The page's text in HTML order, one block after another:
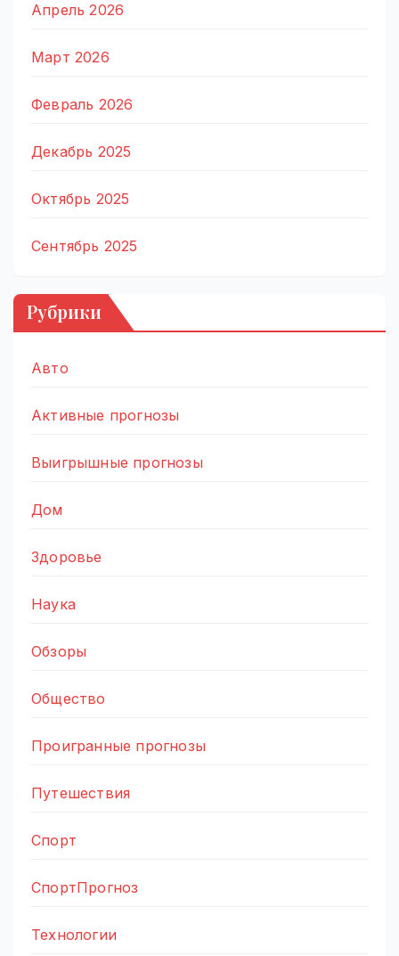
Апрель 2026
Март 2026
Февраль 2026
Декабрь 2025
Октябрь 2025
Сентябрь 2025
Рубрики
Авто
Активные прогнозы
Выигрышные прогнозы
Дом
Здоровье
Наука
Обзоры
Общество
Проигранные прогнозы
Путешествия
Спорт
СпортПрогноз
Технологии